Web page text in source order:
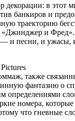
в этот
банкиров и
траекторию
«Джинджер и
и песни, и ужасы,
также
фантазию о
определениями
номера,
что гневные